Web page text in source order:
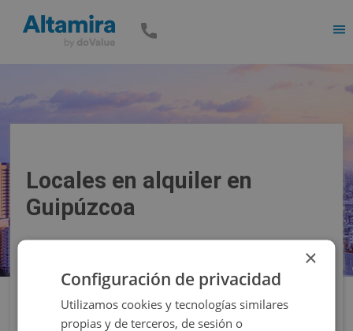
Locales en alquiler en
Guipúzcoa
Filtros
×
Configuración de privacidad
Utilizamos cookies y tecnologías similares
propias y de terceros, de sesión o